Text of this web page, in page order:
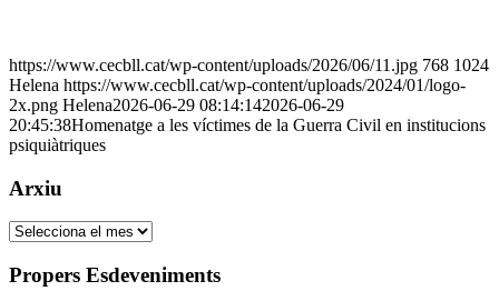
https://www.cecbll.cat/wp-content/uploads/2026/06/11.jpg 768 1024
Helena https://www.cecbll.cat/wp-content/uploads/2024/01/logo-
2x.png Helena2026-06-29 08:14:142026-06-29
20:45:38Homenatge a les víctimes de la Guerra Civil en institucions
psiquiàtriques
Arxiu
Arxiu
Propers Esdeveniments